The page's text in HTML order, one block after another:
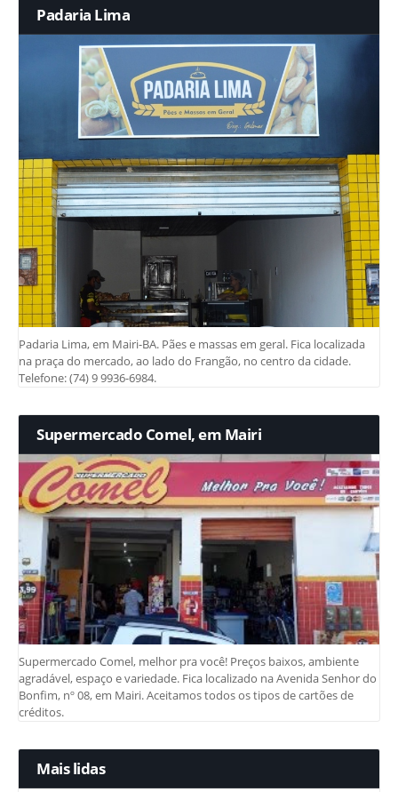
Padaria Lima
Padaria Lima, em Mairi-BA. Pães e massas em geral. Fica localizada
na praça do mercado, ao lado do Frangão, no centro da cidade.
Telefone: (74) 9 9936-6984.
Supermercado Comel, em Mairi
Supermercado Comel, melhor pra você! Preços baixos, ambiente
agradável, espaço e variedade. Fica localizado na Avenida Senhor do
Bonfim, nº 08, em Mairi. Aceitamos todos os tipos de cartões de
créditos.
Mais lidas